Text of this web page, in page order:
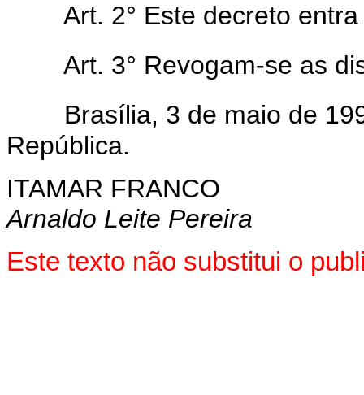
Art. 2° Este decreto
Art. 3° Revogam-se as
Brasília, 3 de maio de
República.
ITAMAR FRANCO
Arnaldo Leite Pereira
Este texto não substitui o